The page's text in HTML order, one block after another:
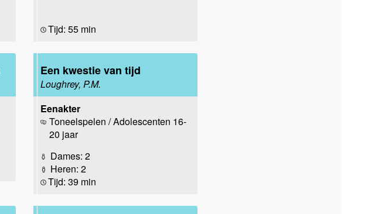
Tijd: 55 min
Een kwestie van tijd
Loughrey, P.M.
Eenakter
Toneelspelen / Adolescenten 16-
20 jaar
Dames: 2
Heren: 2
Tijd: 39 min